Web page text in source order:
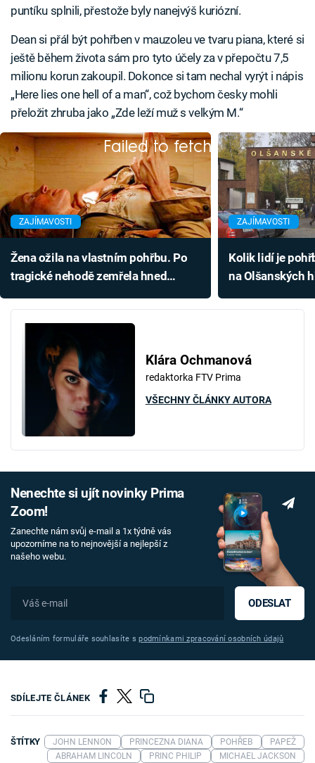
puntíku splnili, přestože byly nanejvýš kuriózní.
Dean si přál být pohřben v mauzoleu ve tvaru piana, které si
ještě během života sám pro tyto účely za v přepočtu 7,5
milionu korun zakoupil. Dokonce si tam nechal vyrýt i nápis
„Here lies one hell of a man“, což bychom česky mohli
přeložit zhruba jako „Zde leží muž s velkým M.“
Failed to fetch
ZAJÍMAVOSTI
Žena ožila na vlastním pohřbu. Po
tragické nehodě zemřela hned
ZAJÍMAVOSTI
Kolik lidí je
na Olšanských
dnešní Prahy
Klára Ochmanová
redaktorka FTV Prima
VŠECHNY ČLÁNKY AUTORA
Nenechte si ujít novinky Prima
Zoom!
Zanechte nám svůj e-mail a 1x týdně vás
upozorníme na to nejnovější a nejlepší z
našeho webu.
ODESLAT
Odesláním formuláře souhlasíte spodmínkami zpracování osobních údajů
SDÍLEJTE ČLÁNEK
ŠTÍTKY JOHN LENNON PRINCEZNA DIANA POHŘEB
PAPEŽ
ABRAHAM LINCOLN
PRINC PHILIP MICHAEL JACKSON